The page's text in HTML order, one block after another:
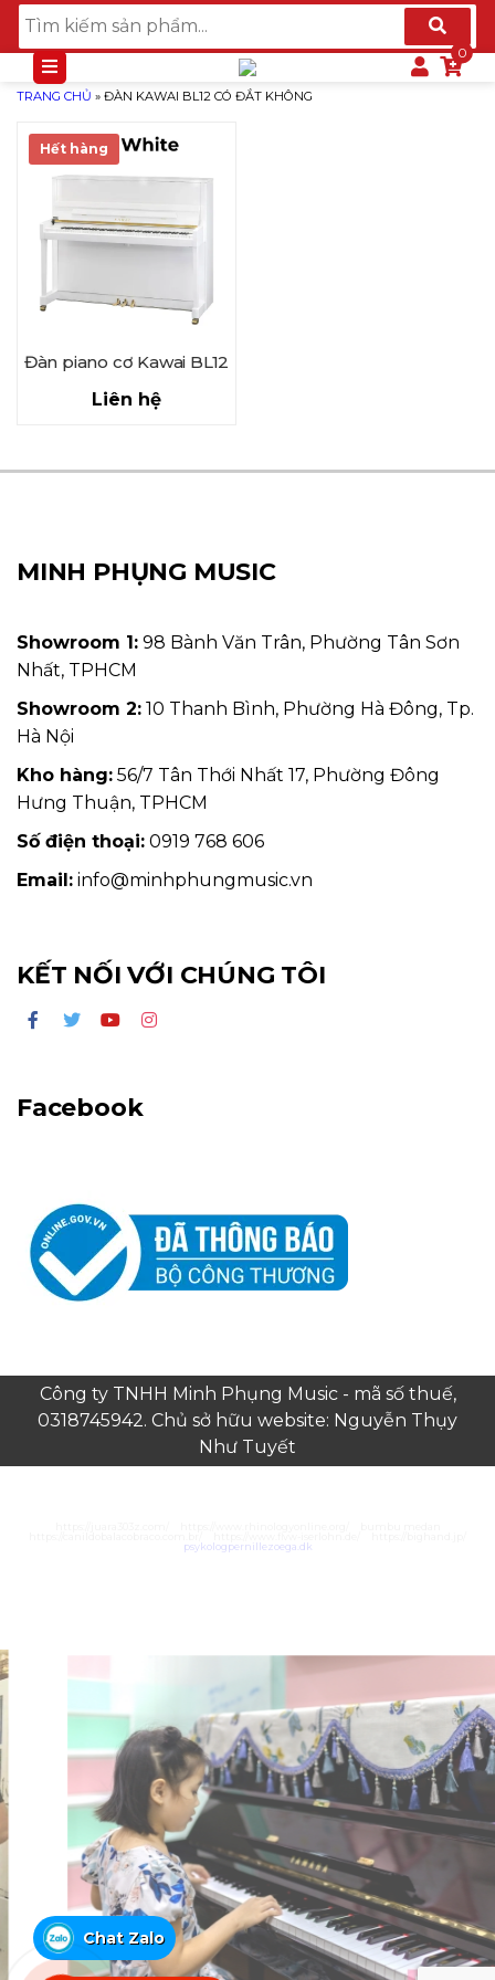
TRANG CHỦ » ĐÀN KAWAI BL12 CÓ ĐẮT KHÔNG
Hết hàng
Đàn piano cơ Kawai BL12
Liên hệ
MINH PHỤNG MUSIC
Showroom 1: 98 Bành Văn Trân, Phường Tân Sơn
Nhất, TPHCM
Showroom 2: 10 Thanh Bình, Phường Hà Đông, Tp.
Hà Nội
Kho hàng: 56/7 Tân Thới Nhất 17, Phường Đông
Hưng Thuận, TPHCM
Số điện thoại: 0919 768 606
Email: info@minhphungmusic.vn
KẾT NỐI VỚI CHÚNG TÔI
Facebook
Công ty TNHH Minh Phụng Music - mã số thuế,
0318745942. Chủ sở hữu website: Nguyễn Thụy
Như Tuyết
Chat Zalo
psykologpernillezoega.dk